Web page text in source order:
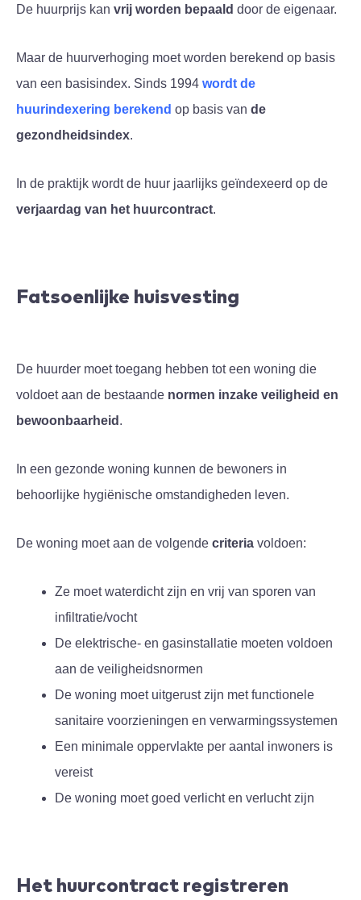
De huurprijs kan vrij worden bepaald door de eigenaar.
Maar de huurverhoging moet worden berekend op basis
van een basisindex. Sinds 1994 wordt de
huurindexering berekend op basis van de
gezondheidsindex.
In de praktijk wordt de huur jaarlijks geïndexeerd op de
verjaardag van het huurcontract.
Fatsoenlijke huisvesting
De huurder moet toegang hebben tot een woning die
voldoet aan de bestaande normen inzake veiligheid en
bewoonbaarheid .
In een gezonde woning kunnen de bewoners in
behoorlijke hygiënische omstandigheden leven.
De woning moet aan de volgende criteria voldoen:
Ze moet waterdicht zijn en vrij van sporen van
infiltratie/vocht
De elektrische- en gasinstallatie moeten voldoen
aan de veiligheidsnormen
De woning moet uitgerust zijn met functionele
sanitaire voorzieningen en verwarmingssystemen
Een minimale oppervlakte per aantal inwoners is
vereist
De woning moet goed verlicht en verlucht zijn
Het huurcontract registreren